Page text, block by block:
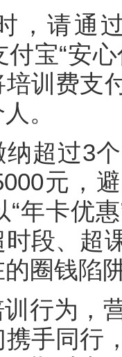
，请通
付宝“安
训费支
。
超过3
元，
年卡优
段、超
圈钱陷
行为，
手同行